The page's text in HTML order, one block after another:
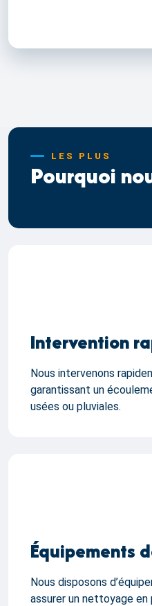
LES PLUS
Pourquoi
Intervention
Nous intervenons
garantissant un
usées ou pluviales.
Équipements
Nous disposons
assurer un nettoyage en